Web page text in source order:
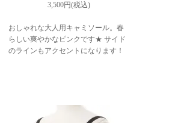
3,500円(税込)
おしゃれな大人用キャミソール。春
らしい爽やかなピンクです★ サイド
のラインもアクセントになります！